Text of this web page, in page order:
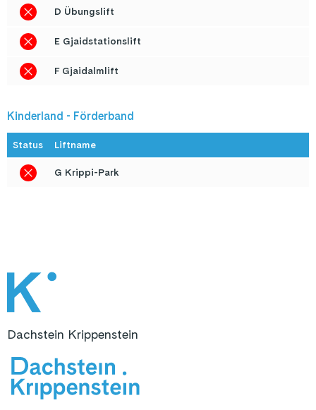
D Übungslift
E Gjaidstationslift
F Gjaidalmlift
Kinderland - Förderband
Status Liftname
G Krippi-Park
Dachstein Krippenstein